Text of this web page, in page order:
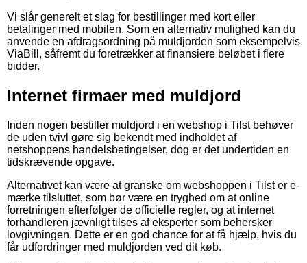
Vi slår generelt et slag for bestillinger med kort eller
betalinger med mobilen. Som en alternativ mulighed kan du
anvende en afdragsordning på muldjorden som eksempelvis
ViaBill, såfremt du foretrækker at finansiere beløbet i flere
bidder.
Internet firmaer med muldjord
Inden nogen bestiller muldjord i en webshop i Tilst behøver
de uden tvivl gøre sig bekendt med indholdet af
netshoppens handelsbetingelser, dog er det undertiden en
tidskrævende opgave.
Alternativet kan være at granske om webshoppen i Tilst er e-
mærke tilsluttet, som bør være en tryghed om at online
forretningen efterfølger de officielle regler, og at internet
forhandleren jævnligt tilses af eksperter som behersker
lovgivningen. Dette er en god chance for at få hjælp, hvis du
får udfordringer med muldjorden ved dit køb.